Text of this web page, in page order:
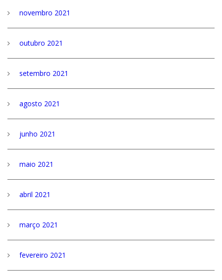
novembro 2021
outubro 2021
setembro 2021
agosto 2021
junho 2021
maio 2021
abril 2021
março 2021
fevereiro 2021